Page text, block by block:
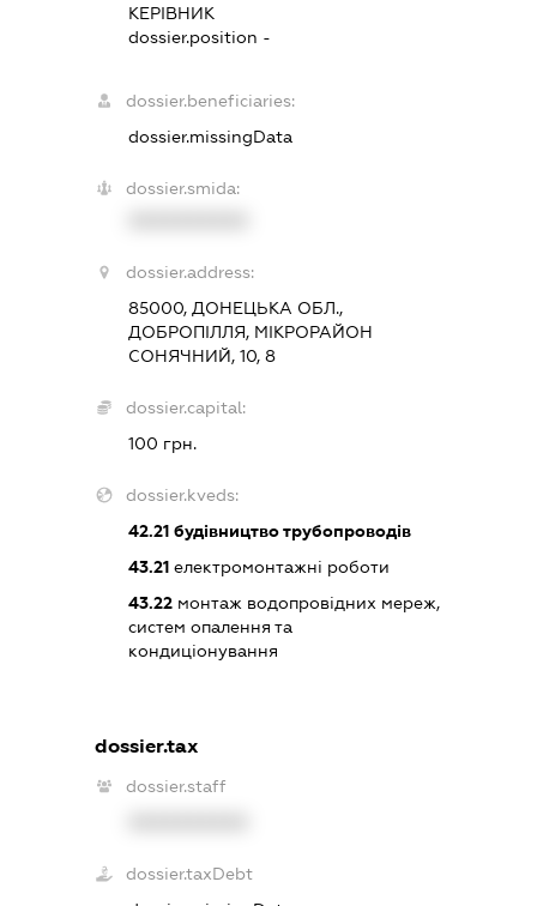
КЕРІВНИК
dossier.position -
dossier.beneficiaries:
dossier.missingData
dossier.smida:
dossier.address:
85000, ДОНЕЦЬКА ОБЛ.,
ДОБРОПІЛЛЯ, МІКРОРАЙОН
СОНЯЧНИЙ, 10, 8
dossier.capital:
100 грн.
dossier.kveds:
42.21будівництво трубопроводів
43.21електромонтажні роботи
43.22монтаж водопровідних мереж,
систем опалення та
кондиціонування
dossier.tax
dossier.staff
dossier.taxDebt